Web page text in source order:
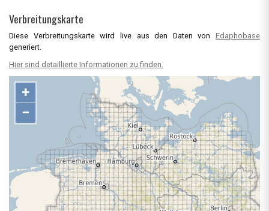
Verbreitungskarte
Diese Verbreitungskarte wird live aus den Daten von Edaphobase
generiert.
Hier sind detaillierte Informationen zu finden.
+
−